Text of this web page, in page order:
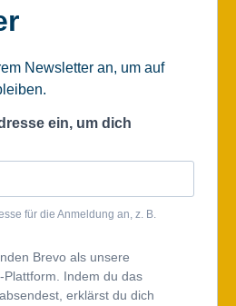
Newsletter an, um auf
ein, um dich
für die Anmeldung an, z. B.
Brevo als unsere
Plattform. Indem du das
erklärst du dich